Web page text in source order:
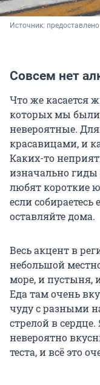
Источник:
Совсем нет
Что же касается
которых мы
невероятные.
красавицами, и
Каких-то
изначально
любят короткие
если собираетесь
оставляйте дома.
Весь акцент в
небольшой
море, и пустыня,
Еда там очень
чуду с разными
стрелой в
невероятно
теста, и всё это